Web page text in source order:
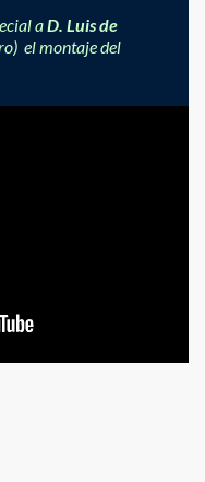
aD. Luis de
el montaje del